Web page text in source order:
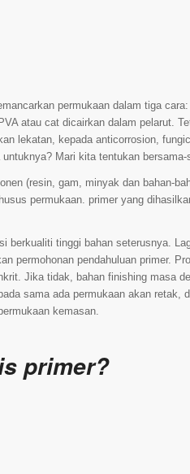
permukaan dalam tiga
atau cat dicairkan dalam pelarut.
lekatan, kepada anticorrosion,
Mari kita tentukan bersama-
(resin, gam, minyak dan bahan-
permukaan. primer yang
berkualiti tinggi bahan seterusnya.
permohonan pendahuluan primer.
Jika tidak, bahan finishing masa
sama ada permukaan akan retak,
kemasan.
primer?